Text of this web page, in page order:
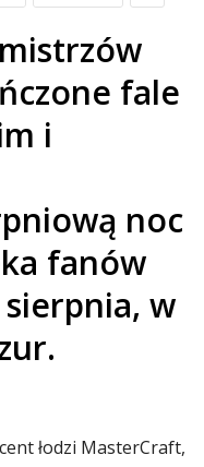
fale
i
noc
fanów
w
łodzi MasterCraft,